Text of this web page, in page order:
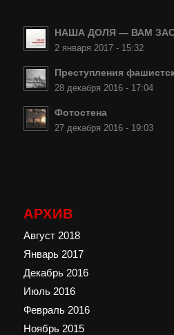
НАША ДОЛЯ — ВАМ
2 января 2017 - 15:32
Преступления
28 декабря 2016 - 17:04
Фотостена
27 декабря 2016 - 19:03
АРХИВ
Август 2018
Январь 2017
Декабрь 2016
Июль 2016
Февраль 2016
Ноябрь 2015